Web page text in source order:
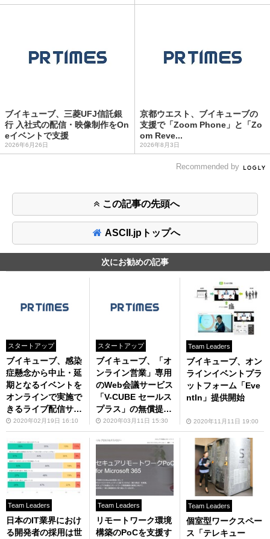
ブイキューブ、三菱UFJ信託銀
行 入社式の配信・映像制作をOn
eイベントで支援
2026年6月26日
京都ウエスト、ブイキューブの
支援で「Zoom Phone」と「Zo
om Reve...
2026年8月3日
Recommended by
この記事の先頭へ
ASCII.jpトップへ
次にお勧めの記事
スタートアップ
ブイキューブ、感染
症懸念から中止・延
期となるイベントを
オンラインで実施で
きるライブ配信サー
ビスをECPサービス
として強化
2020年02月19日 16:10
スタートアップ
ブイキューブ、「オ
ンライン営業」専用
のWeb会議サービス
「V-CUBE セールス
プラス」の無償提供
を開始
2020年03月11日 15:30
Team Leaders
ブイキューブ、オン
ラインイベントプラ
ットフォーム「Eve
ntIn」提供開始
2020年11月11日 19:00
Team Leaders
日本のIT業界におけ
る開発者の採用は世
Team Leaders
リモートワーク環境
構築のPoCを支援す
Team Leaders
個室型ワークスペー
ス「テレキュー